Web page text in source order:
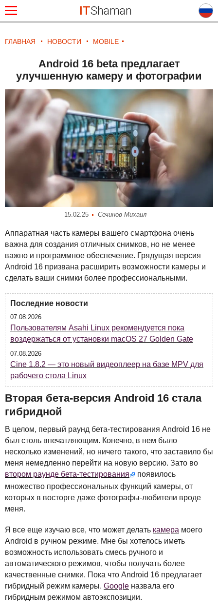
ITShaman
ГЛАВНАЯ НОВОСТИ MOBILE
Android 16 beta предлагает
улучшенную камеру и фотографии
15.02.25 Сечинов Михаил
Аппаратная часть камеры вашего смартфона очень
важна для создания отличных снимков, но не менее
важно и программное обеспечение. Грядущая версия
Android 16 призвана расширить возможности камеры и
сделать ваши снимки более профессиональными.
Последние новости
07.08.2026
Пользователям Asahi Linux рекомендуется пока
воздержаться от установки macOS 27 Golden Gate
07.08.2026
Cine 1.8.2 — это новый видеоплеер на базе MPV для
рабочего стола Linux
Вторая бета-версия Android 16 стала
гибридной
В целом, первый раунд бета-тестирования Android 16 не
был столь впечатляющим. Конечно, в нем было
несколько изменений, но ничего такого, что заставило бы
меня немедленно перейти на новую версию. Зато во
втором раунде бета-тестирования
появилось
множество профессиональных функций камеры, от
которых в восторге даже фотографы-любители вроде
меня.
Я все еще изучаю все, что может делать камера моего
Android в ручном режиме. Мне бы хотелось иметь
возможность использовать смесь ручного и
автоматического режимов, чтобы получать более
качественные снимки. Пока что Android 16 предлагает
гибридный режим камеры. Google назвала его
гибридным режимом автоэкспозиции.